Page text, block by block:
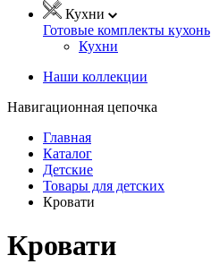
Кухни
Готовые комплекты кухонь
Кухни
Наши коллекции
Навигационная цепочка
Главная
Каталог
Детские
Товары для детских
Кровати
Кровати